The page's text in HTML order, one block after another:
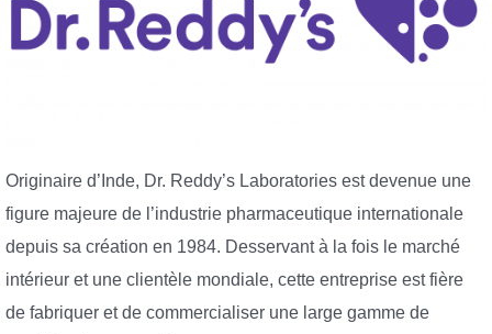
Originaire d’Inde, Dr. Reddy’s Laboratories est devenue une
figure majeure de l’industrie pharmaceutique internationale
depuis sa création en 1984. Desservant à la fois le marché
intérieur et une clientèle mondiale, cette entreprise est fière
de fabriquer et de commercialiser une large gamme de